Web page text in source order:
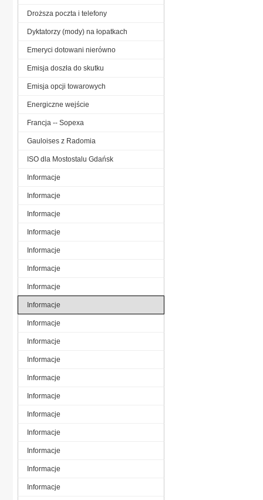
Droższa poczta i telefony
Dyktatorzy (mody) na łopatkach
Emeryci dotowani nierówno
Emisja doszła do skutku
Emisja opcji towarowych
Energiczne wejście
Francja -- Sopexa
Gauloises z Radomia
ISO dla Mostostalu Gdańsk
Informacje
Informacje
Informacje
Informacje
Informacje
Informacje
Informacje
Informacje
Informacje
Informacje
Informacje
Informacje
Informacje
Informacje
Informacje
Informacje
Informacje
Informacje